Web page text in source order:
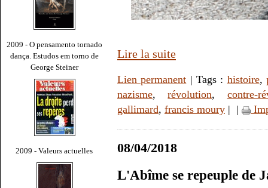
2009 - O pensamento tornado
dança. Estudos em torno de
George Steiner
2009 - Valeurs actuelles
Lire la suite
Lien permanent | Tags : histoire,
nazisme,révolution, contre-
gallimard, francis moury | |
08/04/2018
L'Abîme se repeuple de